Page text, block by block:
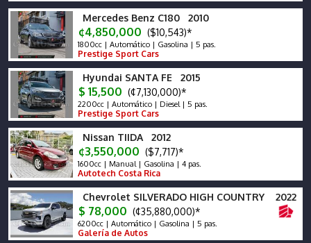
Mercedes Benz C180 2010
¢4,850,000 ($10,543)*
1800cc | Automático | Gasolina | 5 pas.
Prestige Sport Cars
Hyundai SANTA FE 2015
$ 15,500 (¢7,130,000)*
2200cc | Automático | Diesel | 5 pas.
Prestige Sport Cars
Nissan TIIDA 2012
¢3,550,000 ($7,717)*
1600cc | Manual | Gasolina | 4 pas.
Autotech Costa Rica
Chevrolet SILVERADO HIGH COUNTRY 2022
$ 78,000 (¢35,880,000)*
6200cc | Automático | Gasolina | 5 pas.
Galería de Autos